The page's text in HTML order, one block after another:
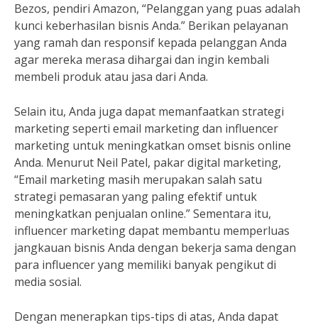
Bezos, pendiri Amazon, “Pelanggan yang puas adalah
kunci keberhasilan bisnis Anda.” Berikan pelayanan
yang ramah dan responsif kepada pelanggan Anda
agar mereka merasa dihargai dan ingin kembali
membeli produk atau jasa dari Anda.
Selain itu, Anda juga dapat memanfaatkan strategi
marketing seperti email marketing dan influencer
marketing untuk meningkatkan omset bisnis online
Anda. Menurut Neil Patel, pakar digital marketing,
“Email marketing masih merupakan salah satu
strategi pemasaran yang paling efektif untuk
meningkatkan penjualan online.” Sementara itu,
influencer marketing dapat membantu memperluas
jangkauan bisnis Anda dengan bekerja sama dengan
para influencer yang memiliki banyak pengikut di
media sosial.
Dengan menerapkan tips-tips di atas, Anda dapat